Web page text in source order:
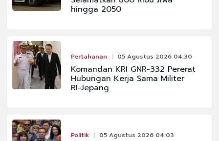
hingga 2050
Pertahanan 05 Agustus 2026 04:30
Komandan KRI GNR-332 Pererat
Hubungan Kerja Sama Militer
RI-Jepang
Politik 05 Agustus 2026 04:03